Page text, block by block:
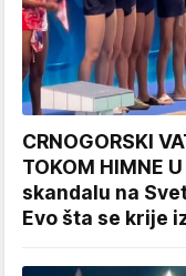
CRNOGORSKI
TOKOM HIMNE
skandalu na
Evo šta se krije